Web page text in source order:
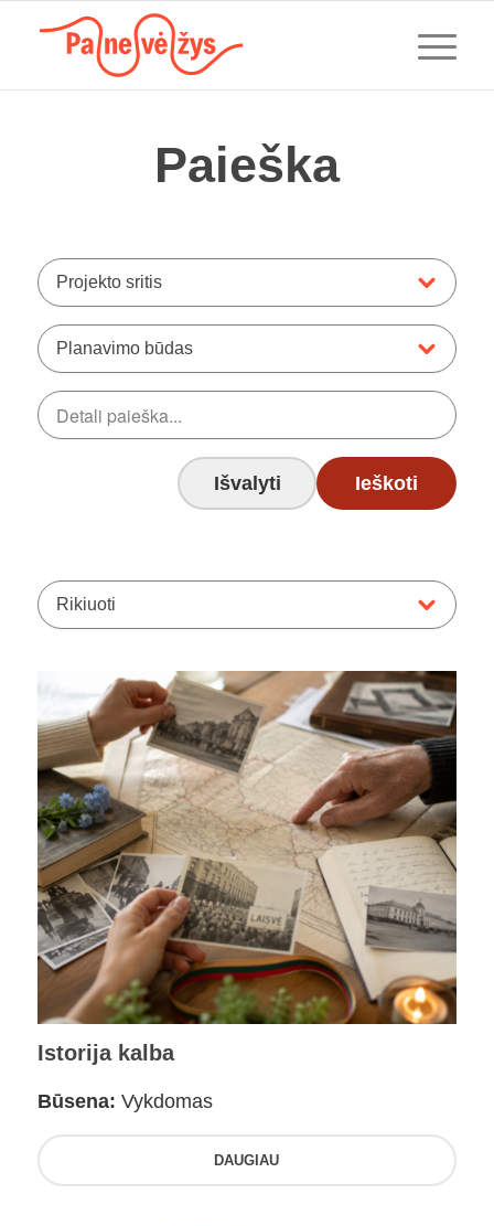
Paieška
Projekto sritis
Planavimo būdas
Išvalyti Ieškoti
Rikiuoti
Istorija kalba
Būsena: Vykdomas
DAUGIAU